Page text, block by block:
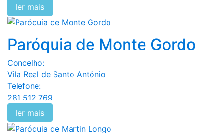
ler mais
Paróquia de Monte Gordo
Concelho:
Vila Real de Santo António
Telefone:
281 512 769
ler mais